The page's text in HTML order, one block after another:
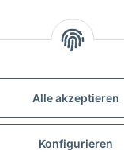
Alle akzeptieren
Konfigurieren
Christian Sprenger